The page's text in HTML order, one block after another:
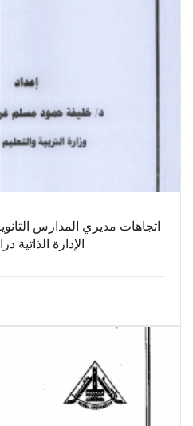
اتجاهات مديري المدارس
الإدارة الذاتية